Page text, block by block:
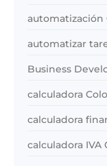
automatización
automatizar
Business
calculadora
calculadora
calculadora IVA